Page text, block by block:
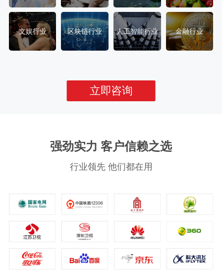
文娱行业 区块链行业 人工智能行业 金融行业
立即咨询
强劲实力 客户信赖之选
行业领先 他们都在用